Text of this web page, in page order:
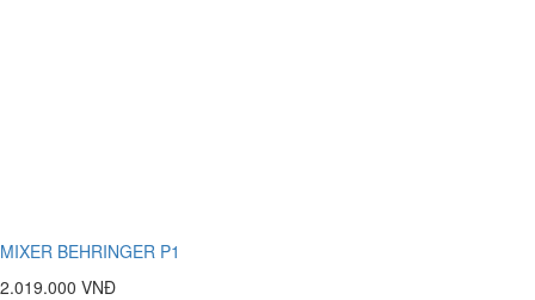
MIXER BEHRINGER P1
2.019.000 VNĐ